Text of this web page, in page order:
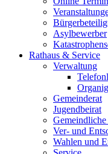
Asylbewerber
Rathaus & Service
Verwaltung
Gemeinderat
Jugendbeirat
Ver- und
Wahlen und